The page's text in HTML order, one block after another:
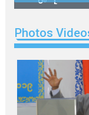
Photos